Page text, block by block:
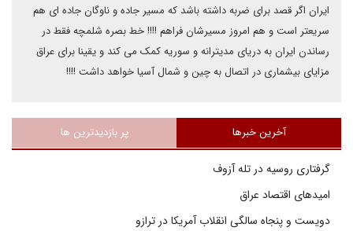
ایران اگر قصد برای ضربه داشته باشد که مسیر جاده و ناوگان جاده ای هم
سریعتر است و هم امروز مسیرشان فراهم !!!! خط بصره شلمچه فقط در
رساندن ایران به دریای مدیترانه و سوریه کمک می کند و یقینا برای عراق
مزایای بیشماری در اتصال به چین و شمال آسیا خواهد داشت !!!!
آخرین خبرها پر بازدیدترین ها
گرفتاری روسیه در تله آزوف
امیدهای اقتصاد عراق
دویست و پنجاه سالگی انقلاب آمریکا در ترازو